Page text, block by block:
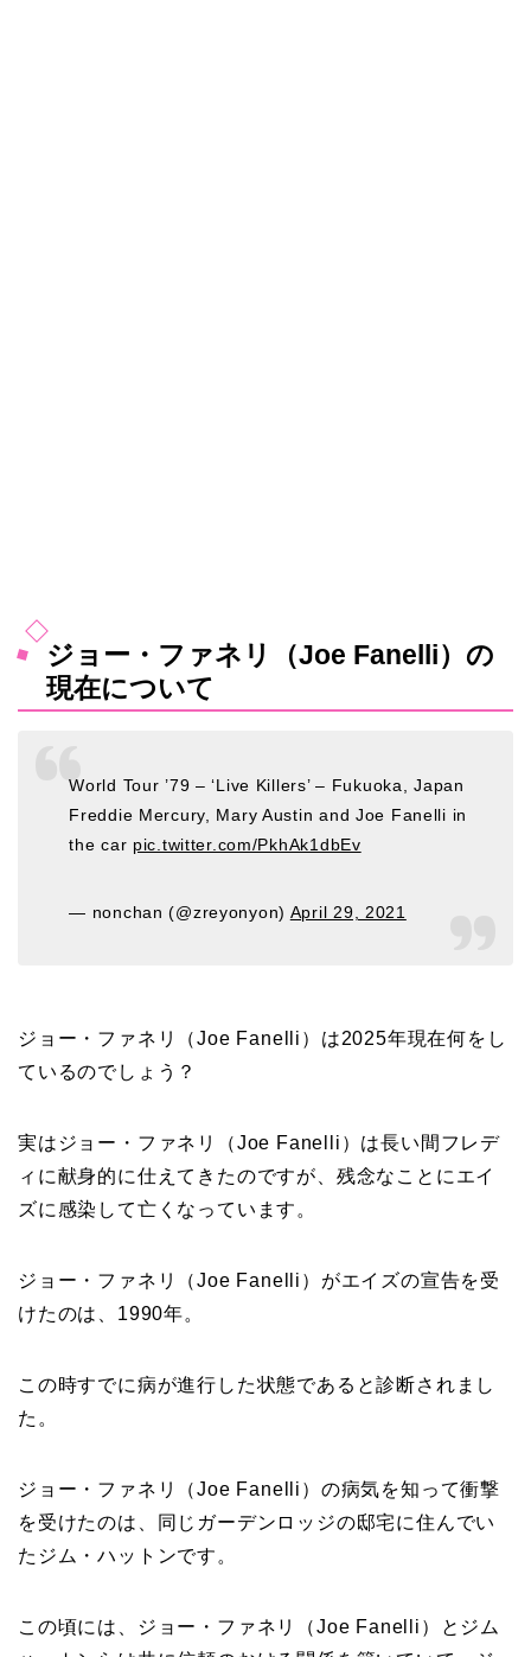
ジョー・ファネリ（Joe Fanelli）の
現在について
World Tour ’79 – ‘Live Killers’ – Fukuoka, Japan
Freddie Mercury, Mary Austin and Joe Fanelli in
the car pic.twitter.com/PkhAk1dbEv
— nonchan (@zreyonyon) April 29, 2021
ジョー・ファネリ（Joe Fanelli）は2025年現在何をし
ているのでしょう？
実はジョー・ファネリ（Joe Fanelli）は長い間フレデ
ィに献身的に仕えてきたのですが、残念なことにエイ
ズに感染して亡くなっています。
ジョー・ファネリ（Joe Fanelli）がエイズの宣告を受
けたのは、1990年。
この時すでに病が進行した状態であると診断されまし
た。
ジョー・ファネリ（Joe Fanelli）の病気を知って衝撃
を受けたのは、同じガーデンロッジの邸宅に住んでい
たジム・ハットンです。
この頃には、ジョー・ファネリ（Joe Fanelli）とジム